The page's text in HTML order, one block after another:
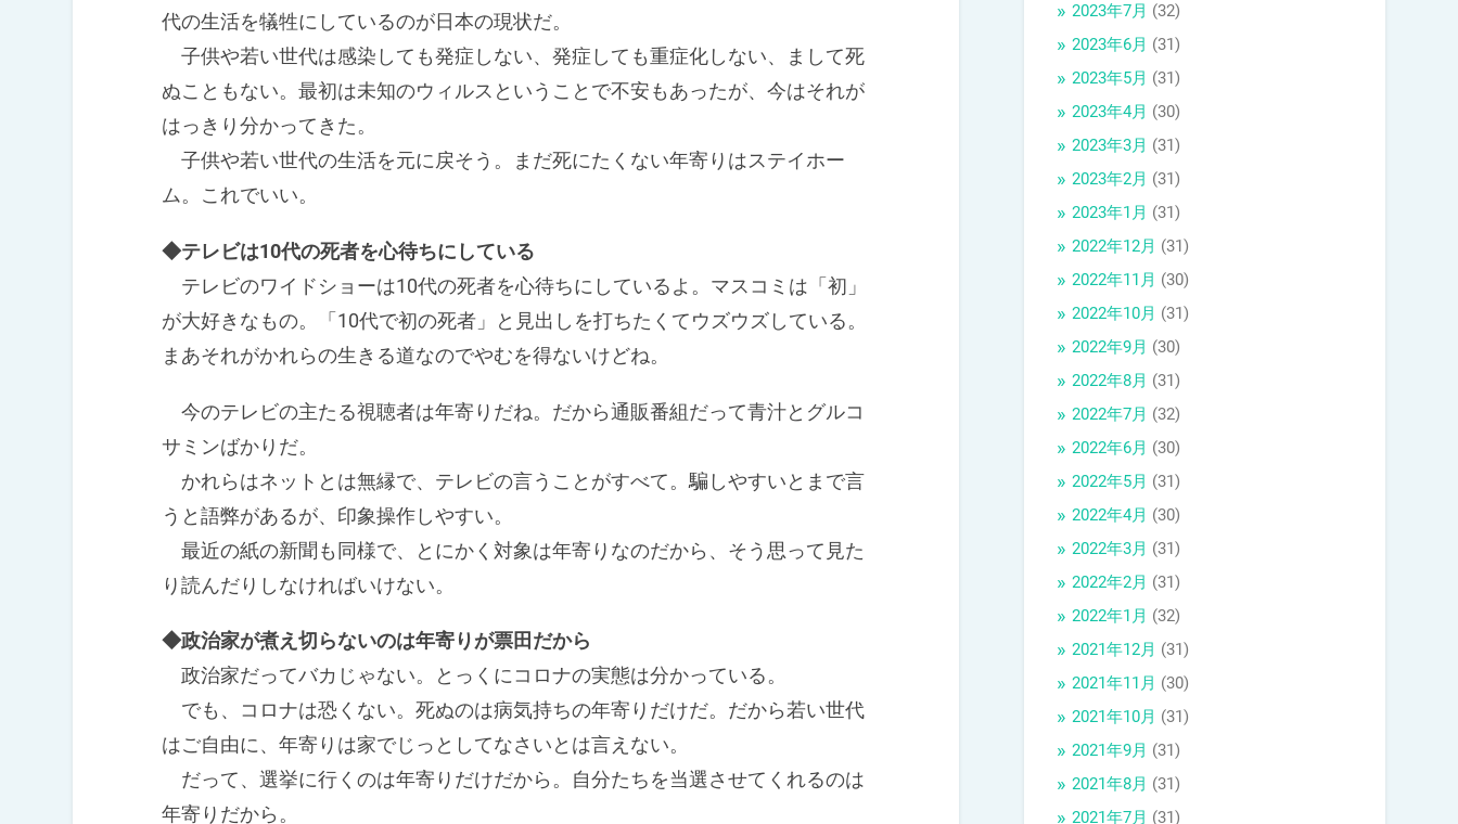
代の生活を犠牲にしているのが日本の現状だ。
子供や若い世代は感染しても発症しない、発症しても重症化しない、まして死
ぬこともない。最初は未知のウィルスということで不安もあったが、今はそれが
はっきり分かってきた。
子供や若い世代の生活を元に戻そう。まだ死にたくない年寄りはステイホー
ム。これでいい。
◆テレビは10代の死者を心待ちにしている
テレビのワイドショーは10代の死者を心待ちにしているよ。マスコミは「初」
が大好きなもの。「10代で初の死者」と見出しを打ちたくてウズウズしている。
まあそれがかれらの生きる道なのでやむを得ないけどね。
今のテレビの主たる視聴者は年寄りだね。だから通販番組だって青汁とグルコ
サミンばかりだ。
かれらはネットとは無縁で、テレビの言うことがすべて。騙しやすいとまで言
うと語弊があるが、印象操作しやすい。
最近の紙の新聞も同様で、とにかく対象は年寄りなのだから、そう思って見た
り読んだりしなければいけない。
◆政治家が煮え切らないのは年寄りが票田だから
政治家だってバカじゃない。とっくにコロナの実態は分かっている。
でも、コロナは恐くない。死ぬのは病気持ちの年寄りだけだ。だから若い世代
はご自由に、年寄りは家でじっとしてなさいとは言えない。
だって、選挙に行くのは年寄りだけだから。自分たちを当選させてくれるのは
年寄りだから。
2023年7月 (32)
2023年6月 (31)
2023年5月 (31)
2023年4月 (30)
2023年3月 (31)
2023年2月 (31)
2023年1月 (31)
2022年12月 (31)
2022年11月 (30)
2022年10月 (31)
2022年9月 (30)
2022年8月 (31)
2022年7月 (32)
2022年6月 (30)
2022年5月 (31)
2022年4月 (30)
2022年3月 (31)
2022年2月 (31)
2022年1月 (32)
2021年12月 (31)
2021年11月 (30)
2021年10月 (31)
2021年9月 (31)
2021年8月 (31)
2021年7月 (31)